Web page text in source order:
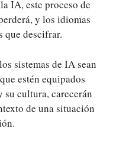
IA, este proceso de
y los idiomas
que descifrar.
sistemas de IA sean
estén equipados
cultura, carecerán
de una situación